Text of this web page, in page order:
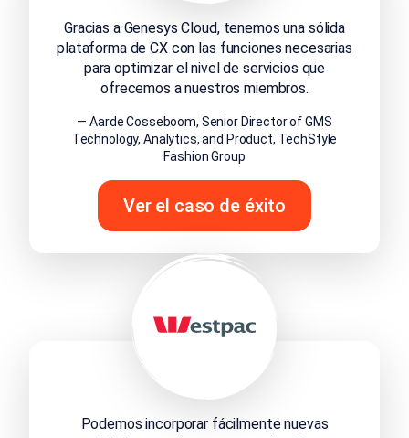
Gracias a Genesys Cloud, tenemos una sólida
plataforma de CX con las funciones necesarias
para optimizar el nivel de servicios que
ofrecemos a nuestros miembros.
— Aarde Cosseboom, Senior Director of GMS
Technology, Analytics, and Product, TechStyle
Fashion Group
Ver el caso de éxito
Podemos incorporar fácilmente nuevas